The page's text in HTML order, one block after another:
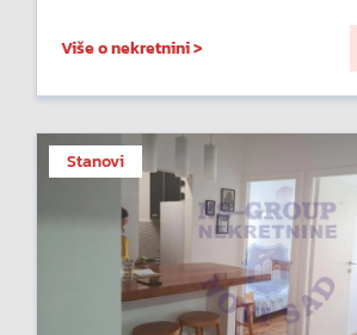
Više o nekretnini >
Stanovi